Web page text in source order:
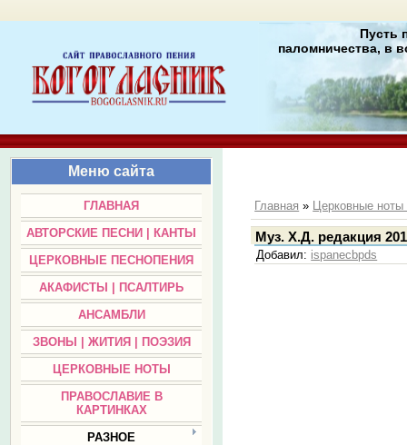
Пусть
паломничества, в
Меню сайта
ГЛАВНАЯ
АВТОРСКИЕ ПЕСНИ | КАНТЫ
ЦЕРКОВНЫЕ ПЕСНОПЕНИЯ
АКАФИСТЫ | ПСАЛТИРЬ
АНСАМБЛИ
ЗВОНЫ | ЖИТИЯ | ПОЭЗИЯ
ЦЕРКОВНЫЕ НОТЫ
ПРАВОСЛАВИЕ В
КАРТИНКАХ
РАЗНОЕ
Главная » Церковные ноты
Муз. Х.Д. редакция
Добавил: ispanecbpds